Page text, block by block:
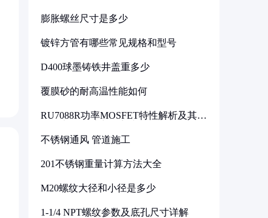
膨胀螺丝尺寸是多少
镀锌方管有哪些常见规格和型号
D400球墨铸铁井盖重多少
覆膜砂的耐高温性能如何
RU7088R功率MOSFET特性解析及其在
不锈钢通风 管道施工
201不锈钢重量计算方法大全
M20螺纹大径和小径是多少
1-1/4 NPT螺纹参数及底孔尺寸详解